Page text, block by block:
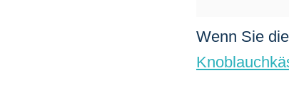
Wenn Sie